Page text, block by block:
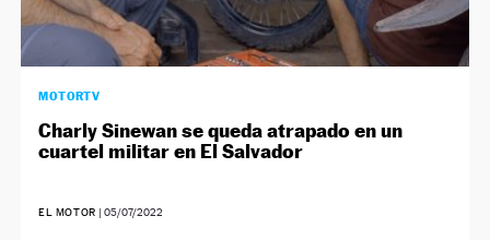
MOTORTV
Charly Sinewan se queda atrapado en un
cuartel militar en El Salvador
EL MOTOR | 05/07/2022